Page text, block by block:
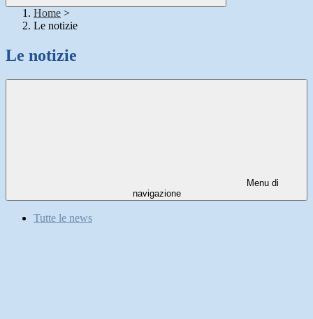
Home >
Le notizie
Le notizie
Menu di
navigazione
Tutte le news